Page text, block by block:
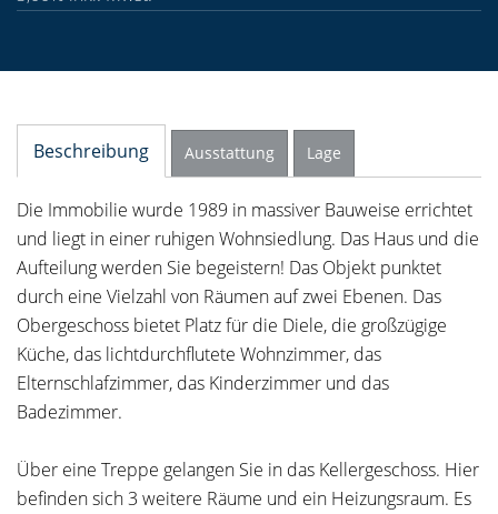
Beschreibung Ausstattung Lage
Die Immobilie wurde 1989 in massiver Bauweise errichtet
und liegt in einer ruhigen Wohnsiedlung. Das Haus und die
Aufteilung werden Sie begeistern! Das Objekt punktet
durch eine Vielzahl von Räumen auf zwei Ebenen. Das
Obergeschoss bietet Platz für die Diele, die großzügige
Küche, das lichtdurchflutete Wohnzimmer, das
Elternschlafzimmer, das Kinderzimmer und das
Badezimmer.
Über eine Treppe gelangen Sie in das Kellergeschoss. Hier
befinden sich 3 weitere Räume und ein Heizungsraum. Es